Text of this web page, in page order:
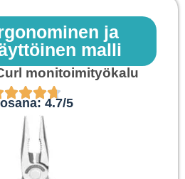
ja
malli
monitoimityökalu
4.7/5